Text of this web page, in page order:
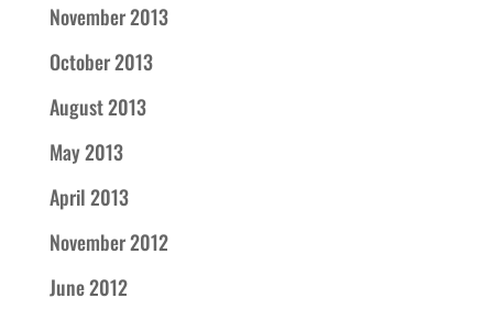
November 2013
October 2013
August 2013
May 2013
April 2013
November 2012
June 2012